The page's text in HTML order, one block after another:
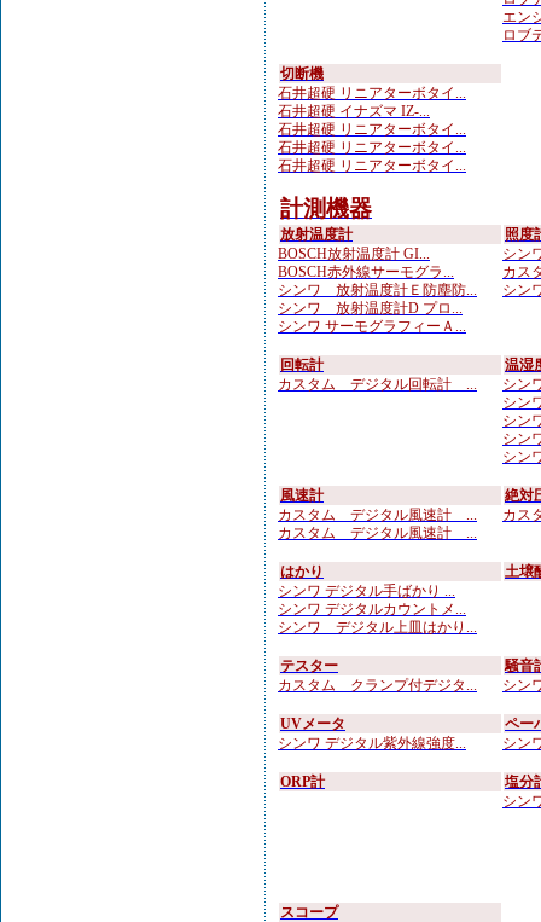
エン
ロブ
切断機
石井超硬 リニアターボタイ...
石井超硬 イナズマ IZ-...
石井超硬 リニアターボタイ...
石井超硬 リニアターボタイ...
石井超硬 リニアターボタイ...
計測機器
放射温度計
BOSCH放射温度計 GI...
BOSCH赤外線サーモグラ...
シンワ 放射温度計Ｅ防塵防...
シンワ 放射温度計D プロ...
シンワ サーモグラフィーＡ...
照度
シン
カス
シン
回転計
カスタム デジタル回転計 ...
温湿
シン
シン
シン
シン
シン
風速計
カスタム デジタル風速計 ...
カスタム デジタル風速計 ...
絶対
カス
はかり
シンワ デジタル手ばかり ...
シンワ デジタルカウントメ...
シンワ デジタル上皿はかり...
土壌
テスター
カスタム クランプ付デジタ...
騒音
シン
UVメータ
シンワ デジタル紫外線強度...
ペー
シン
ORP計
塩分
シン
スコープ